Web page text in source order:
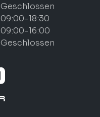
Geschlossen
09:00-18:30
09:00-16:00
Geschlossen